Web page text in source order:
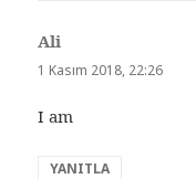
Ali
ki:
1 Kasım 2018, 22:26
I am
YANITLA